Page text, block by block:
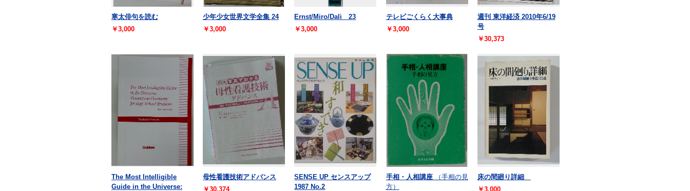
寒太俳句を読む
￥3,000
少年少女世界文学全集 24
￥3,000
Ernst/Miro/Dali 23
￥3,000
テレビごくらく大事典
￥3,000
週刊 東洋経済 2010年6/19
号
￥30,373
The Most Intelligible
Guide in the Universe:
母性看護技術アドバンス
￥30,374
SENSE UP センスアップ
1987 No.2
手相・人相講座
（手相の見
方）
床の間廻り詳細
￥3,000